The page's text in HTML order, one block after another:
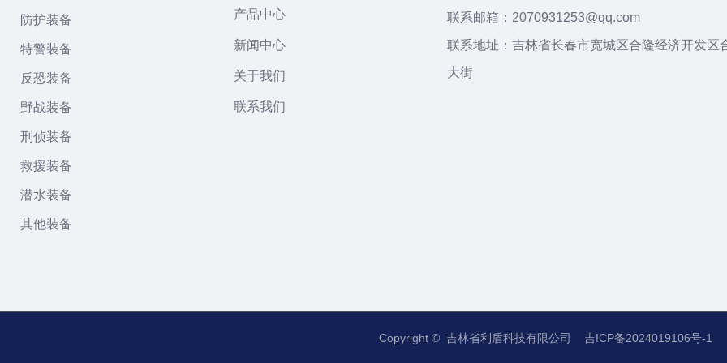
防护装备
特警装备
反恐装备
野战装备
刑侦装备
救援装备
潜水装备
其他装备
产品中心
新闻中心
关于我们
联系我们
联系邮箱：2070931253@qq.com
联系地址：吉林省长春市宽城区合隆经济开发区
大街
Copyright © 吉林省利盾科技有限公司 吉ICP备2024019106号-1